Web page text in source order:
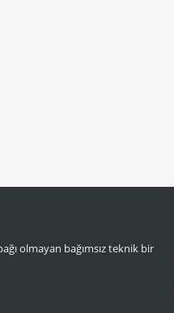
olmayan bağımsız teknik bir